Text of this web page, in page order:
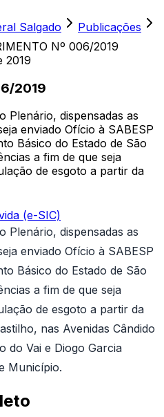
Salgado
Publicações
Nº 006/2019
2019
2019
Plenário, dispensadas as
enviado Ofício à SABESP
Básico do Estado de São
a fim de que seja
de esgoto a partir da
(e-SIC)
Plenário, dispensadas as
enviado Ofício à SABESP
Básico do Estado de São
a fim de que seja
de esgoto a partir da
nas Avenidas Cândido
do Vai e Diogo Garcia
Município.